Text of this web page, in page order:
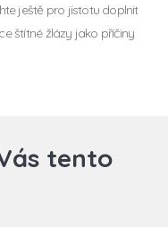
ještě pro jistotu doplnit
štítné žlázy jako příčiny
tento